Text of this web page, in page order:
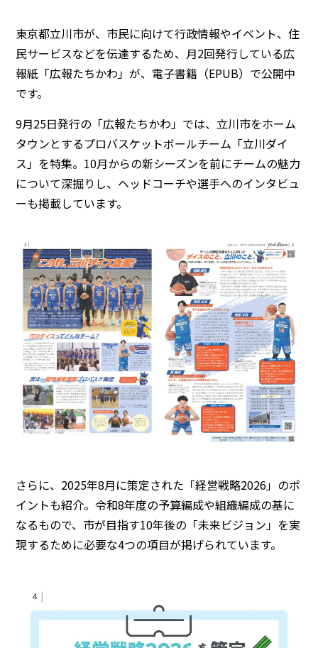
東京都立川市が、市民に向けて行政情報やイベント、住
民サービスなどを伝達するため、月2回発行している広
報紙「広報たちかわ」が、電子書籍（EPUB）で公開中
です。
9月25日発行の「広報たちかわ」では、立川市をホーム
タウンとするプロバスケットボールチーム「立川ダイ
ス」を特集。10月からの新シーズンを前にチームの魅力
について深掘りし、ヘッドコーチや選手へのインタビュ
ーも掲載しています。
さらに、2025年8月に策定された「経営戦略2026」のポ
イントも紹介。令和8年度の予算編成や組織編成の基に
なるもので、市が目指す10年後の「未来ビジョン」を実
現するために必要な4つの項目が掲げられています。